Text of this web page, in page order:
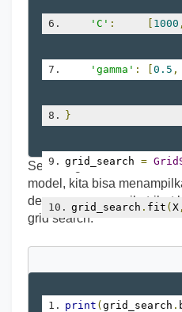
'C' : [ 1000 ,
'gamma' : [0.5 ,
}
grid_search =
grid_search . fit (X ,
Setelah grid search
model, kita bisa
dengan memanggil atribut
grid search.
print (grid_search .